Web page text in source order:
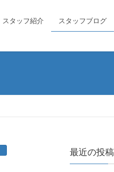
スタッフ紹介 スタッフブログ
最近の投稿